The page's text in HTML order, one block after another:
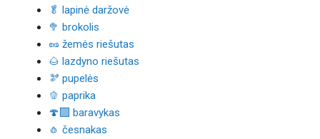
🥬 lapinė daržovė
🥦 brokolis
🥜 žemės riešutas
🌰 lazdyno riešutas
🫘 pupelės
🫑 paprika
🍄‍🟫 baravykas
🧄 česnakas